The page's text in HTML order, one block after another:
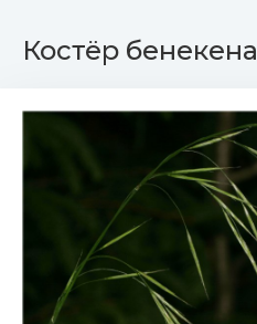
Костёр бенекена